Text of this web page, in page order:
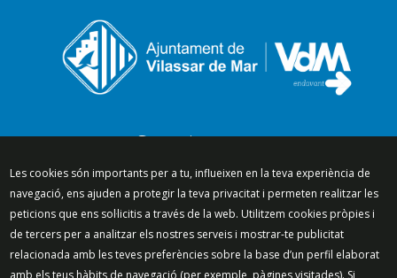
Segueix-nos a:
Mapa del lloc
Política de Privacitat
Política de Xarxes Socials
Política de cookies
Les cookies són importants per a tu, influeixen en la teva experiència de
navegació, ens ajuden a protegir la teva privacitat i permeten realitzar les
peticions que ens sol·licitis a través de la web. Utilitzem cookies pròpies i
de tercers per a analitzar els nostres serveis i mostrar-te publicitat
relacionada amb les teves preferències sobre la base d’un perfil elaborat
amb els teus hàbits de navegació (per exemple, pàgines visitades). Si